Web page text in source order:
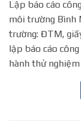
Lập báo cáo
môi trường Bình
trường: ĐTM,
lập báo cáo
hành thử